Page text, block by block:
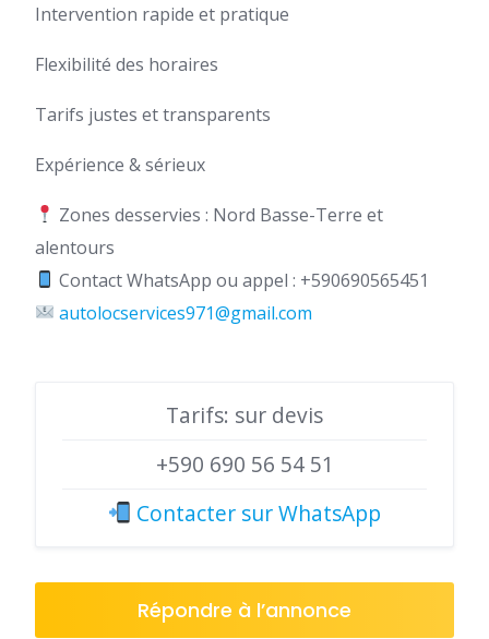
Intervention rapide et pratique
Flexibilité des horaires
Tarifs justes et transparents
Expérience & sérieux
Zones desservies : Nord Basse-Terre et
alentours
Contact WhatsApp ou appel : +590690565451
autolocservices971@gmail.com
Tarifs: sur devis
+590 690 56 54 51
Contacter sur WhatsApp
Répondre à l’annonce